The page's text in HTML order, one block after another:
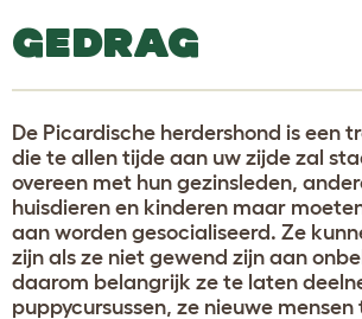
GEDRAG
De Picardische herdershond is een
die te allen tijde aan uw zijde zal
overeen met hun gezinsleden,
huisdieren en kinderen maar
aan worden gesocialiseerd. Ze
zijn als ze niet gewend zijn aan
daarom belangrijk ze te laten
puppycursussen, ze nieuwe